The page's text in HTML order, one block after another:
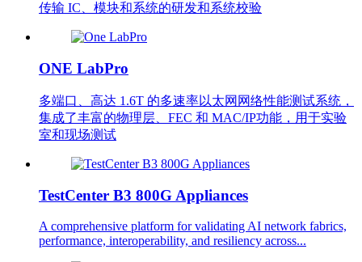
传输 IC、模块和系统的研发和系统校验
ONE LabPro
多端口、高达 1.6T 的多速率以太网网络性能测试系统，
集成了丰富的物理层、FEC 和 MAC/IP功能，用于实验
室和现场测试
TestCenter B3 800G Appliances
A comprehensive platform for validating AI network fabrics,
performance, interoperability, and resiliency across...